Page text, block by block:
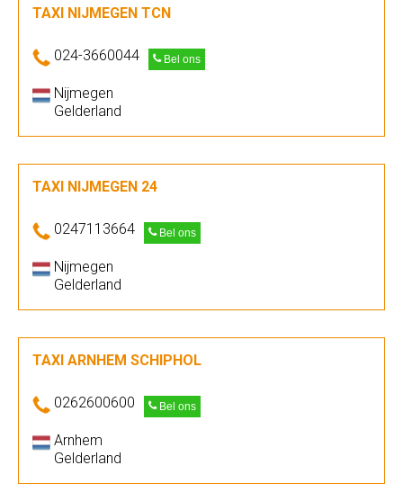
TAXI NIJMEGEN TCN
024-3660044 Bel ons
Nijmegen
Gelderland
TAXI NIJMEGEN 24
0247113664 Bel ons
Nijmegen
Gelderland
TAXI ARNHEM SCHIPHOL
0262600600 Bel ons
Arnhem
Gelderland